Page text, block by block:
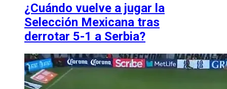
¿Cuándo vuelve a jugar la
Selección Mexicana tras
derrotar 5-1 a Serbia?